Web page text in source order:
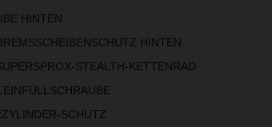
HINTEN
HINTEN
STEALTH-KETTENRAD
SCHUTZ